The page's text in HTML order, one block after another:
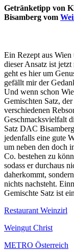
Getränketipp von
Bisamberg vom
Ein Rezept aus
dieser Ansatz ist
geht es hier um
gefällt mir der
Und wenn schon
Gemischten Satz,
verschiedenen
Geschmacksvielfalt
Satz DAC
jedenfalls eine gute
um neben den doch
Co. bestehen zu
sodass er durchaus
daherkommt,
nichts nachsteht.
Gemischte Satz ist
Restaurant Weinzirl
Weingut Christ
METRO Österreich